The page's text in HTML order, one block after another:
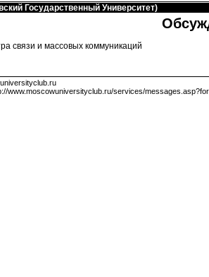
Государственный Университет)
связи и массовых коммуникаций
www.moscowuniversityclub.ru/services/